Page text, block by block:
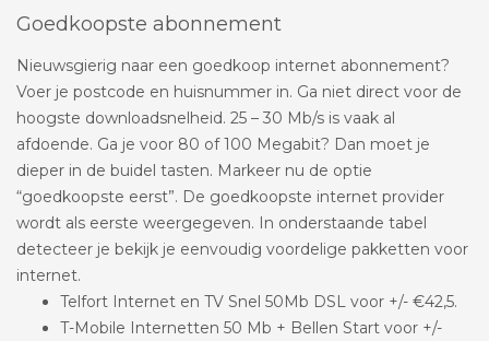
Goedkoopste abonnement
Nieuwsgierig naar een goedkoop internet abonnement?
Voer je postcode en huisnummer in. Ga niet direct voor de
hoogste downloadsnelheid. 25 – 30 Mb/s is vaak al
afdoende. Ga je voor 80 of 100 Megabit? Dan moet je
dieper in de buidel tasten. Markeer nu de optie
“goedkoopste eerst”. De goedkoopste internet provider
wordt als eerste weergegeven. In onderstaande tabel
detecteer je bekijk je eenvoudig voordelige pakketten voor
internet.
Telfort Internet en TV Snel 50Mb DSL voor +/- €42,5.
T-Mobile Internetten 50 Mb + Bellen Start voor +/-